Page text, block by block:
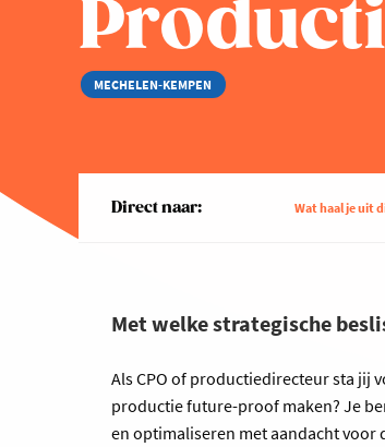
MECHELEN-KEMPEN
Direct naar: Wat haal je uit
Met welke strategische
Als CPO of productiedirecteur sta jij
productie future-proof maken? Je
en optimaliseren met aandacht voor